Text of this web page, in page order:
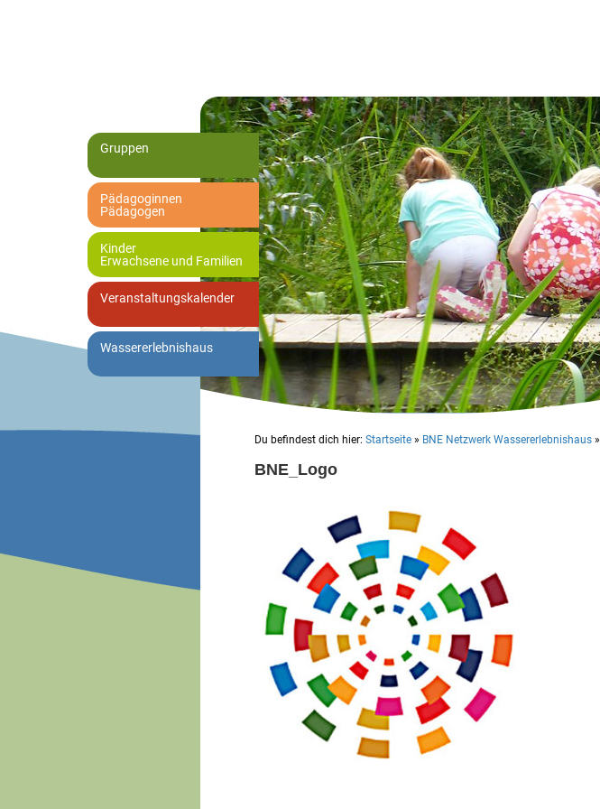
Gruppen
Pädagoginnen
Pädagogen
Kinder
Erwachsene und Familien
Veranstaltungskalender
Wassererlebnishaus
Du befindest dich hier: Startseite » BNE Netzwerk Wassererlebnishaus »
BNE_Logo